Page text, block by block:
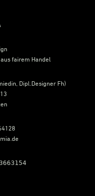
fairem Handel
Dipl.Designer Fh)